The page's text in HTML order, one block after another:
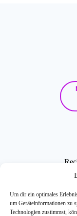
Um dir ein optimales
um Geräteinformationen zu
Technologien zustimmst,